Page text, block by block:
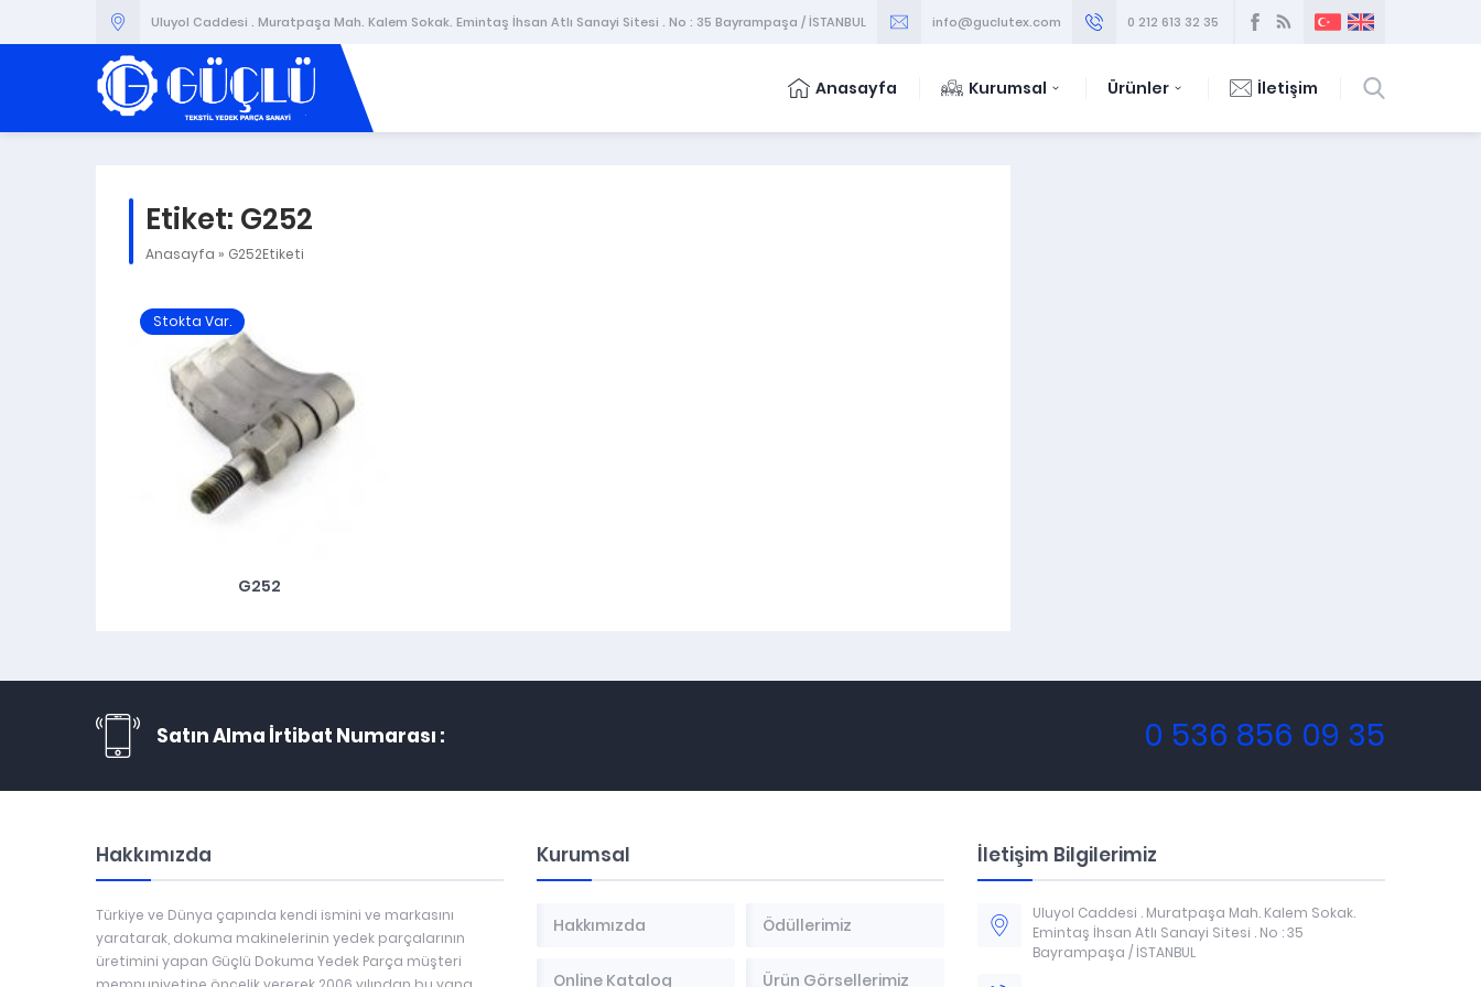
Uluyol Caddesi . Muratpaşa Mah. Kalem Sokak. Emintaş İhsan Atlı Sanayi Sitesi . No : 35 Bayrampaşa / İSTANBUL info@guclutex.com 0 212 613 32 35
Anasayfa Kurumsal Ürünler İletişim
Etiket: G252
Anasayfa » G252Etiketi
Stokta Var.
G252
Satın Alma İrtibat Numarası : 0 536 856 09 35
Hakkımızda
Türkiye ve Dünya çapında kendi ismini ve markasını
yaratarak, dokuma makinelerinin yedek parçalarının
üretimini yapan Güçlü Dokuma Yedek Parça müşteri
Kurumsal
Hakkımızda Ödüllerimiz
Online Katalog Ürün Görsellerimiz
İletişim Bilgilerimiz
Uluyol Caddesi . Muratpaşa Mah. Kalem Sokak.
Emintaş İhsan Atlı Sanayi Sitesi . No : 35
Bayrampaşa / İSTANBUL